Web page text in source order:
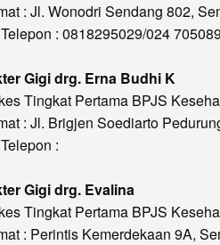
: Jl. Wonodri Sendang 802,
: 0818295029/024
Gigi drg. Erna Budhi K
Tingkat Pertama BPJS
: Jl. Brigjen Soediarto
:
Gigi drg. Evalina
Tingkat Pertama BPJS
: Perintis Kemerdekaan 9A,